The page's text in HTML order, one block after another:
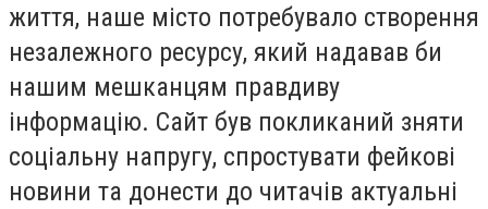
життя, наше місто потребувало створення
незалежного ресурсу, який надавав би
нашим мешканцям правдиву
інформацію. Сайт був покликаний зняти
соціальну напругу, спростувати фейкові
новини та донести до читачів актуальні